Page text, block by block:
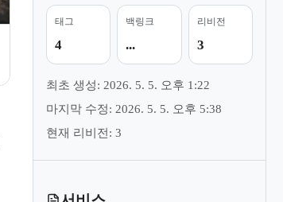
태그
4
백링크
...
리비전
3
최초 생성: 2026. 5. 5. 오후 1:22
마지막 수정: 2026. 5. 5. 오후 5:38
현재 리비전: 3